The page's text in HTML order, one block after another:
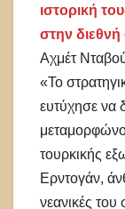
ιστορική
στην διεθνή
Αχμέτ
«Το
ευτύχησε να
τουρκικής
Ερντογάν,
νεανικές